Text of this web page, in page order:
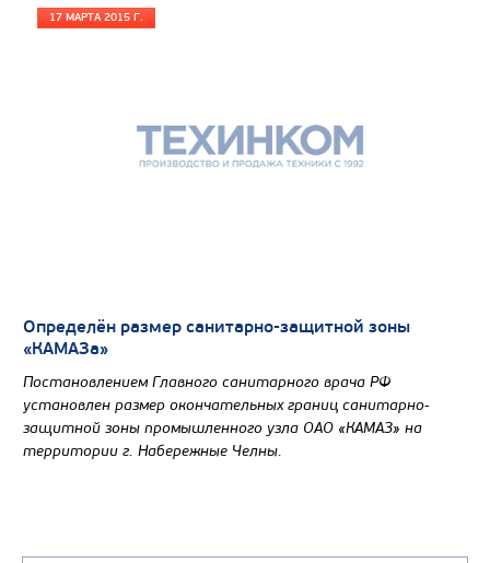
17 МАРТА 2015 Г.
Определён размер санитарно-защитной зоны
«КАМАЗа»
Постановлением Главного санитарного врача РФ
установлен размер окончательных границ санитарно-
защитной зоны промышленного узла ОАО «КАМАЗ» на
территории г. Набережные Челны.